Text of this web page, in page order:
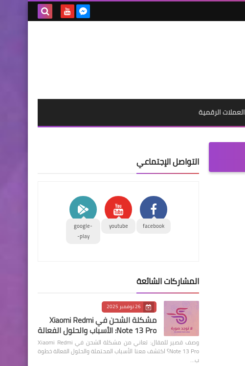
العملات الرقمية
التواصل الإجتماعي
facebook
youtube
google-
play-
المشاركات الشائعة
26 نوفمبر 2025
مشكلة الشحن في Xiaomi Redmi
Note 13 Pro: الأسباب والحلول الفعالة
وصف قصير للمقال: تعاني من مشكلة الشحن في Xiaomi Redmi
Note 13 Pro؟ اكتشف معنا الأسباب المحتملة والحلول الفعالة خطوة
ب…